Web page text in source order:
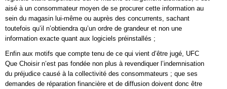
aisé à un consommateur moyen de se procurer cette information au
sein du magasin lui-même ou auprès des concurrents, sachant
toutefois qu’il n’obtiendra qu’un ordre de grandeur et non une
information exacte quant aux logiciels préinstallés ;
Enfin aux motifs que compte tenu de ce qui vient d’être jugé, UFC
Que Choisir n’est pas fondée non plus à revendiquer l’indemnisation
du préjudice causé à la collectivité des consommateurs ; que ses
demandes de réparation financière et de diffusion doivent donc être